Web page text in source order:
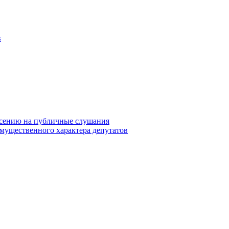
на публичные слушания
характера депутатов